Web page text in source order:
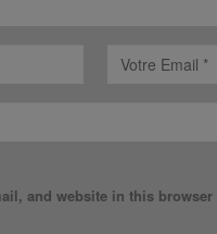
and website in this